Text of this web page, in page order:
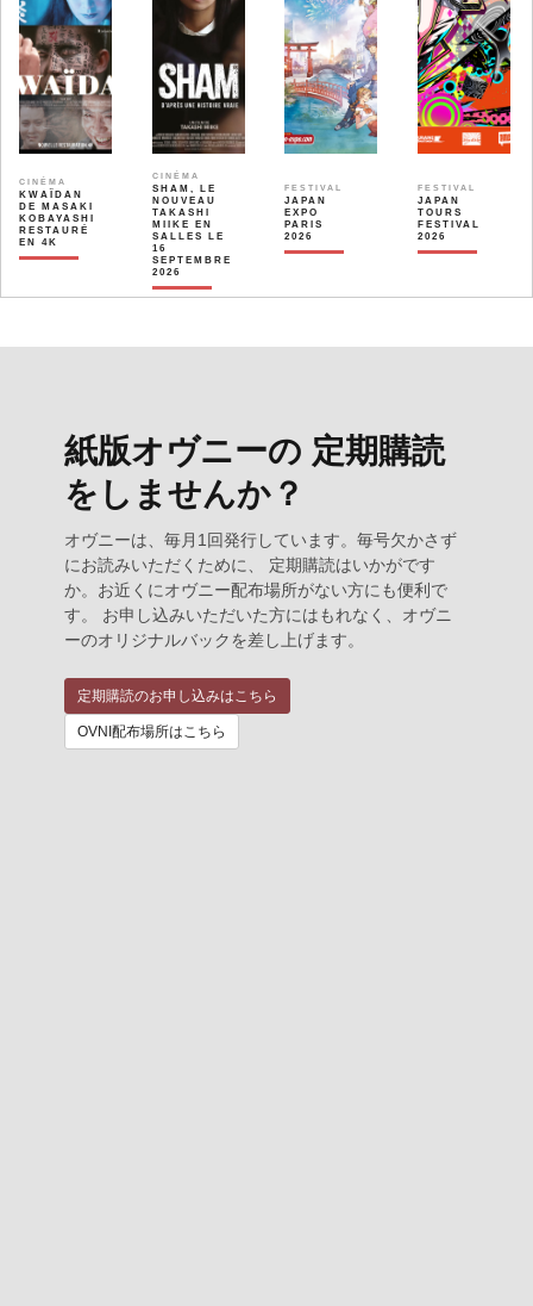
CINÉMA
KWAÏDAN
DE MASAKI
KOBAYASHI
RESTAURÉ
EN 4K
CINÉMA
SHAM, LE
NOUVEAU
TAKASHI
MIIKE EN
SALLES LE
16
SEPTEMBRE
2026
FESTIVAL
JAPAN
EXPO
PARIS
2026
FESTIVAL
JAPAN
TOURS
FESTIVAL
2026
紙版オヴニーの 定期購読
をしませんか？
オヴニーは、毎月1回発行しています。毎号欠かさず
にお読みいただくために、 定期購読はいかがです
か。お近くにオヴニー配布場所がない方にも便利で
す。 お申し込みいただいた方にはもれなく、オヴニ
ーのオリジナルバックを差し上げます。
定期購読のお申し込みはこちら
OVNI配布場所はこちら